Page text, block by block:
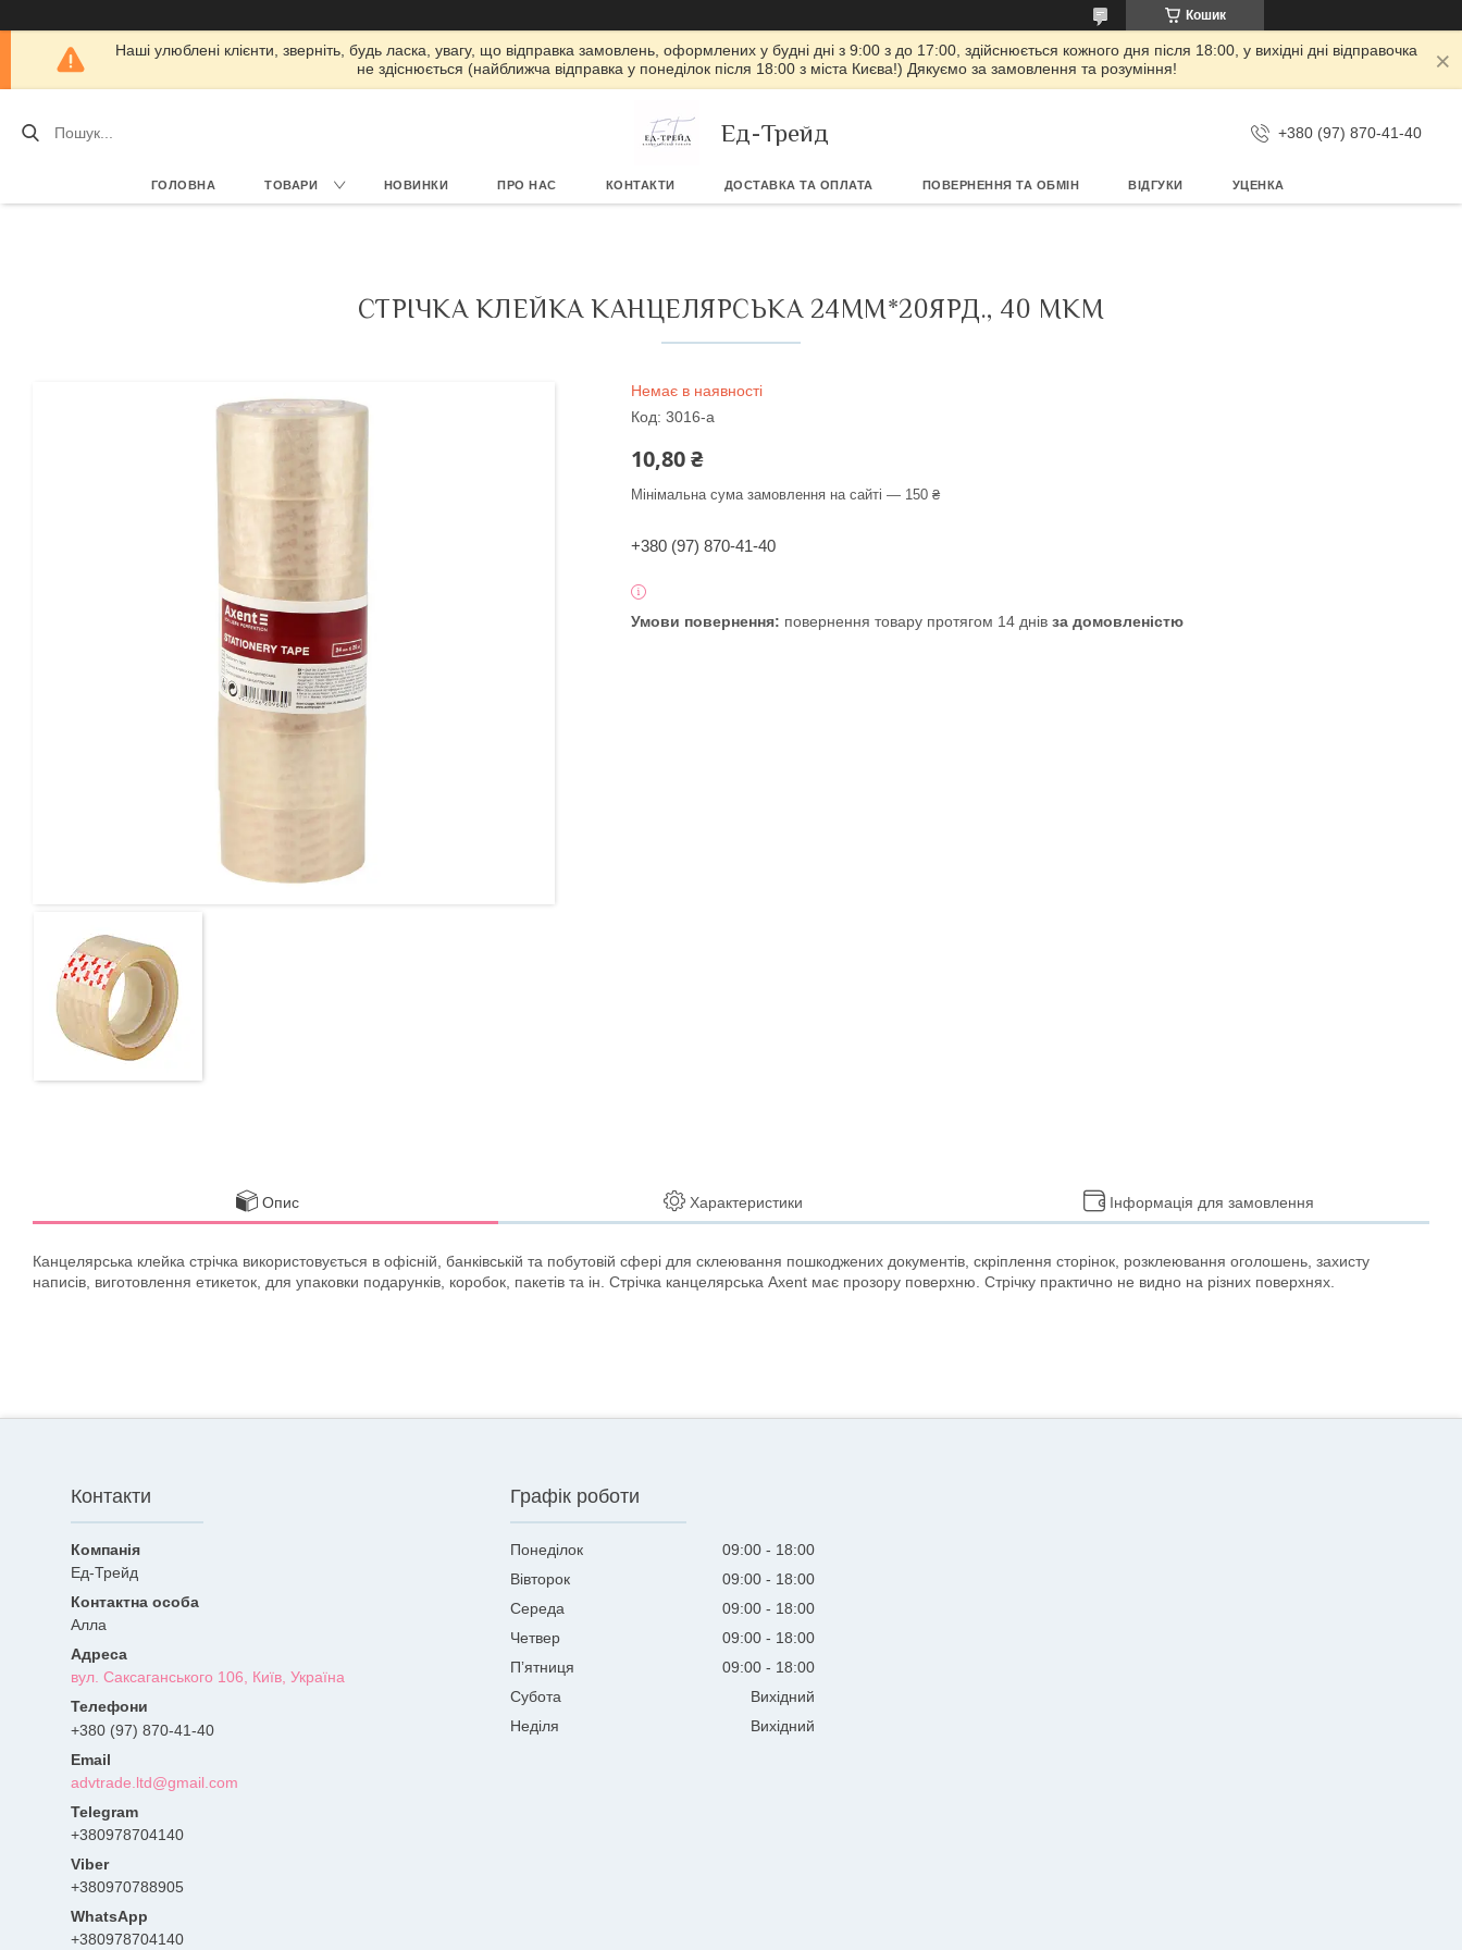
Кошик
Наші улюблені клієнти, зверніть, будь ласка, увагу, що відправка замовлень, оформлених у будні дні з 9:00 з до 17:00, здійснюється кожного дня після 18:00, у вихідні дні відправочка
не здіснюється (найближча відправка у понеділок після 18:00 з міста Києва!) Дякуємо за замовлення та розуміння!
Ед-Трейд +380 (97) 870-41-40
ГОЛОВНА ТОВАРИ НОВИНКИ ПРО НАС КОНТАКТИ ДОСТАВКА ТА ОПЛАТА ПОВЕРНЕННЯ ТА ОБМІН ВІДГУКИ УЦЕНКА
СТРІЧКА КЛЕЙКА КАНЦЕЛЯРСЬКА 24ММ*20ЯРД., 40 МКМ
Немає в наявності
Код: 3016-a
10,80 ₴
Мінімальна сума замовлення на сайті — 150 ₴
+380 (97) 870-41-40
повернення товару протягом 14 днів за домовленістю
Опис Характеристики Інформація для замовлення
Канцелярська клейка стрічка використовується в офісній, банківській та побутовій сфері для склеювання пошкоджених документів, скріплення сторінок, розклеювання оголошень, захисту
написів, виготовлення етикеток, для упаковки подарунків, коробок, пакетів та ін. Стрічка канцелярська Axent має прозору поверхню. Стрічку практично не видно на різних поверхнях.
Контакти
Ед-Трейд
Алла
вул. Саксаганського 106, Київ, Україна
+380 (97) 870-41-40
advtrade.ltd@gmail.com
+380978704140
+380970788905
+380978704140
Графік роботи
Понеділок 09:00
18:00
Вівторок
09:00
18:00
Середа
09:00
18:00
Четвер
09:00
18:00
Пʼятниця
09:00
18:00
Субота
Вихідний
Неділя
Вихідний